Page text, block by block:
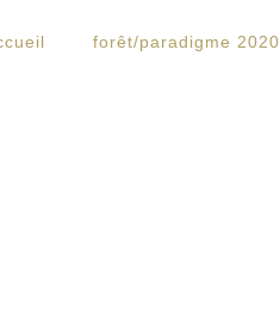
forêt/paradigme 2020